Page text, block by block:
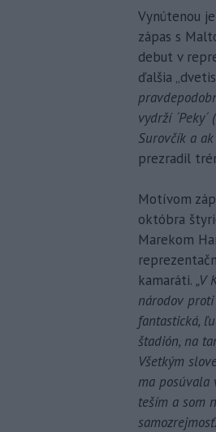
Vynútenou
zápas s
debut v
ďalšia
vydrží
Surovčík a
prezradil
Motívom
októbra
Marekom
kamaráti. „V
národov
fantastická,
štadión, na
Všetkým
ma posúvala
teším a som